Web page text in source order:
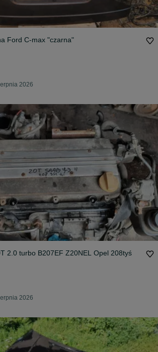
Ford C-max "czarna"
2026
B207EF Z20NEL Opel 208tyś
2026